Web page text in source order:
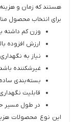
هستند که زمان و
برای انتخاب محصول
وزن کم داشته
ارزش افزوده
نیاز به
غیرشکننده
بسته‌بندی
قابلیت
در طول مسیر
این نوع محصولات